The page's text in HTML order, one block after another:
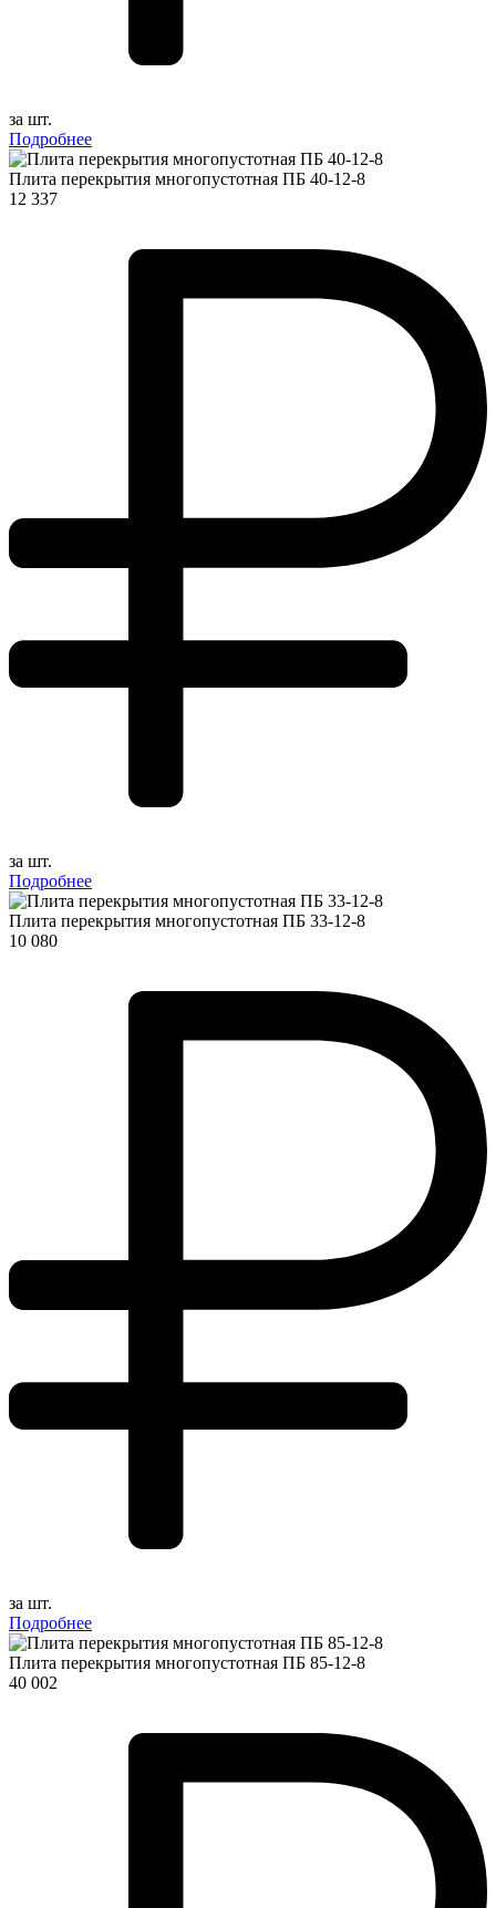
за шт.
Подробнее
Плита перекрытия многопустотная ПБ 40-12-8
12 337
за шт.
Подробнее
Плита перекрытия многопустотная ПБ 33-12-8
10 080
за шт.
Подробнее
Плита перекрытия многопустотная ПБ 85-12-8
40 002